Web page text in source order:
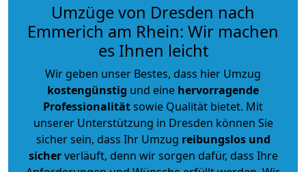
Umzüge von Dresden nach
Emmerich am Rhein: Wir machen
es Ihnen leicht
Wir geben unser Bestes, dass hier Umzug
kostengünstig und eine hervorragende
Professionalitätsowie Qualität bietet. Mit
unserer Unterstützung in Dresden können Sie
sicher sein, dass Ihr Umzug reibungslos und
sicherverläuft, denn wir sorgen dafür, dass Ihre